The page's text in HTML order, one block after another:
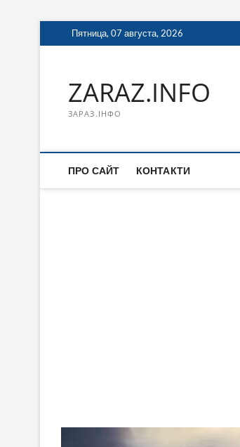
Перейти
к
Пятница, 07 августа, 2026
ZARAZ.INFO
ЗАРАЗ.ІНФО
ПРО САЙТ КОНТАКТИ